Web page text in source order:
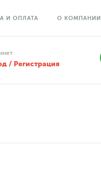
И ОПЛАТА О КОМПАНИИ
/ Регистрация